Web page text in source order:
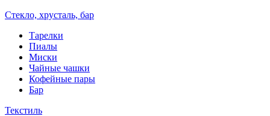
Стекло, хрусталь, бар
Тарелки
Пиалы
Миски
Чайные чашки
Кофейные пары
Бар
Текстиль